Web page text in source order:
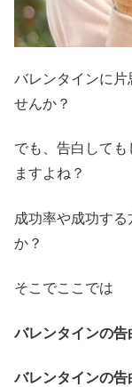
バレンタインに片
せんか？
でも、告白して
ますよね？
成功率や成功す
か？
そこでここでは
バレンタインの告
バレンタインの